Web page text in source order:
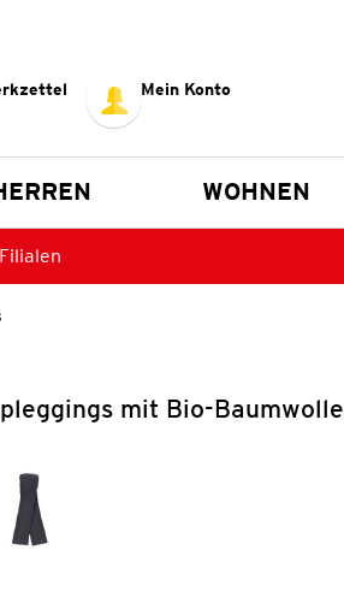
Mein Konto
WOHNEN
mit Bio-Baumwolle